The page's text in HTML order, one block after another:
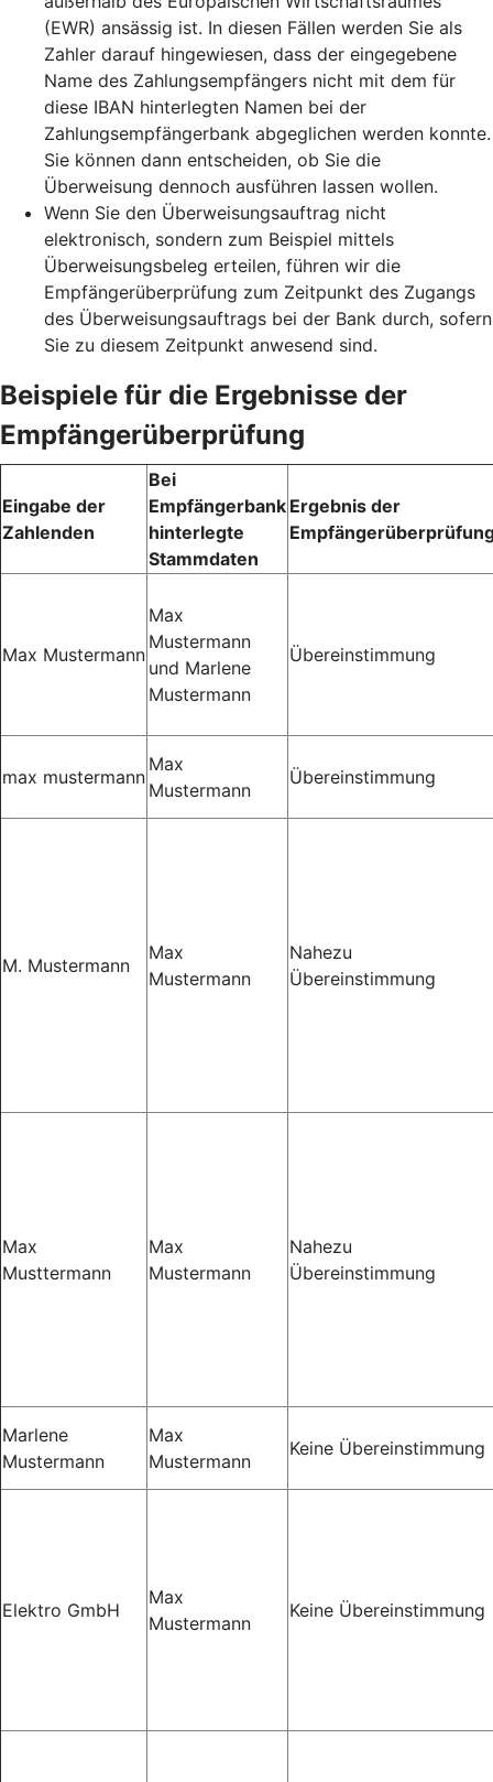
(EWR) ansässig ist. In diesen Fällen werden Sie als
Zahler darauf hingewiesen, dass der eingegebene
Name des Zahlungsempfängers nicht mit dem für
diese IBAN hinterlegten Namen bei der
Zahlungsempfängerbank abgeglichen werden konnte.
Sie können dann entscheiden, ob Sie die
Überweisung dennoch ausführen lassen wollen.
Wenn Sie den Überweisungsauftrag nicht
elektronisch, sondern zum Beispiel mittels
Überweisungsbeleg erteilen, führen wir die
Empfängerüberprüfung zum Zeitpunkt des Zugangs
des Überweisungsauftrags bei der Bank durch, sofern
Sie zu diesem Zeitpunkt anwesend sind.
Beispiele für die Ergebnisse der
Empfängerüberprüfung
Eingabe der
Zahlenden
Bei
Empfängerbank
hinterlegte
Stammdaten
Ergebnis der
Max Mustermann
Max
Mustermann
und Marlene
Mustermann
Übereinstimmung
max mustermann
Max
Mustermann
Übereinstimmung
M. Mustermann
Max
Mustermann
Nahezu
Übereinstimmung
Max
Musttermann
Max
Mustermann
Nahezu
Übereinstimmung
Marlene
Mustermann
Max
Mustermann
Keine Übereinstimmung
Elektro GmbH
Max
Mustermann
Keine Übereinstimmung